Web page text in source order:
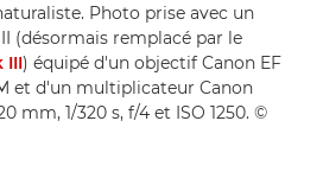
Photo prise avec un
(désormais remplacé par le
III) équipé d'un objectif Canon EF
et d'un multiplicateur Canon
mm, 1/320 s, f/4 et ISO 1250. ©